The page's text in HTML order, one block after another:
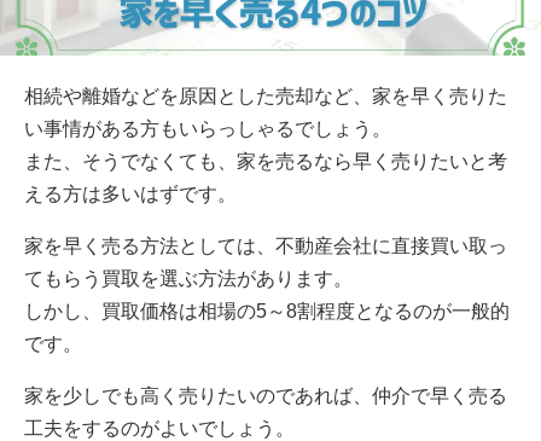
相続や離婚などを原因とした売却など、家を早く売りた
い事情がある方もいらっしゃるでしょう。
また、そうでなくても、家を売るなら早く売りたいと考
える方は多いはずです。
家を早く売る方法としては、不動産会社に直接買い取っ
てもらう買取を選ぶ方法があります。
しかし、買取価格は相場の5～8割程度となるのが一般的
です。
家を少しでも高く売りたいのであれば、仲介で早く売る
工夫をするのがよいでしょう。